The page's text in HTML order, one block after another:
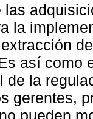
las
la
así como
de la
gerentes,
pueden